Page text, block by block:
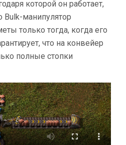
которой он работает,
Bulk-манипулятор
только тогда, когда его
что на конвейер
полные стопки